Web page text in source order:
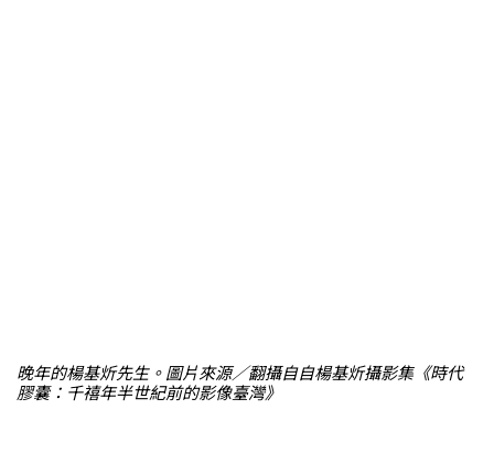
晚年的楊基炘先生。圖片來源／翻攝自自楊基炘攝影集《時代
膠囊：千禧年半世紀前的影像臺灣》